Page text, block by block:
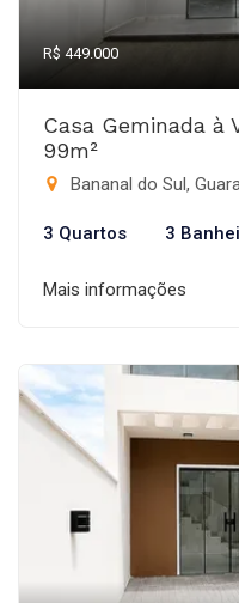
R$ 449.000
Casa Geminada à
99m²
Bananal do Sul,
3 Quartos 3
Mais informações